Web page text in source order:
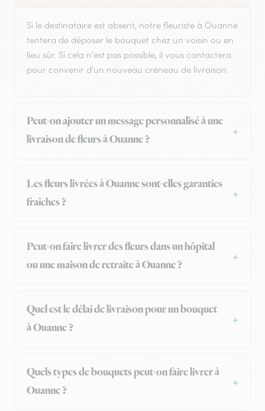
Si le destinataire est absent, notre fleuriste à Ouanne
tentera de déposer le bouquet chez un voisin ou en
lieu sûr. Si cela n'est pas possible, il vous contactera
pour convenir d'un nouveau créneau de livraison.
Peut-on ajouter un message personnalisé à une
livraison de fleurs à Ouanne ?
Les fleurs livrées à Ouanne sont-elles garanties
fraîches ?
Peut-on faire livrer des fleurs dans un hôpital
ou une maison de retraite à Ouanne ?
Quel est le délai de livraison pour un bouquet
à Ouanne ?
Quels types de bouquets peut-on faire livrer à
Ouanne ?